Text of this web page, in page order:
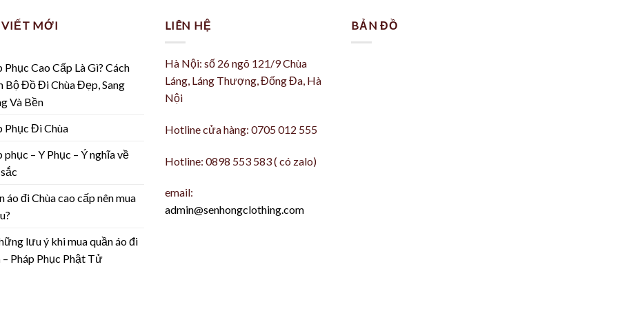
VIẾT MỚI
Phục Cao Cấp Là Gì? Cách
Bộ Đồ Đi Chùa Đẹp, Sang
Và Bền
Phục Đi Chùa
phục – Y Phục – Ý nghĩa về
áo đi Chùa cao cấp nên mua
lưu ý khi mua quần áo đi
– Pháp Phục Phật Tử
LIÊN HỆ
Hà Nội: số 26 ngõ 121/9 Chùa
Láng, Láng Thượng, Đống Đa, Hà
Nội
Hotline cửa hàng: 0705 012 555
Hotline: 0898 553 583 ( có zalo)
email:
admin@senhongclothing.com
BẢN ĐỒ